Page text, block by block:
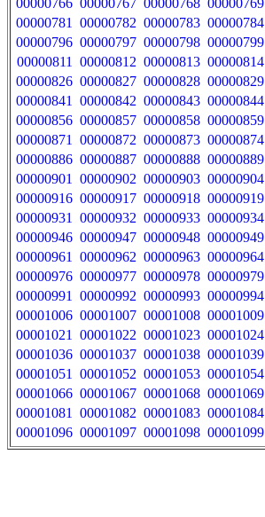
00000766 00000767 00000768 00000769
00000781
00000782 00000783 00000784
00000796 00000797 00000798 00000799
00000811
00000812 00000813 00000814
00000826 00000827 00000828 00000829
00000841
00000842 00000843 00000844
00000856 00000857 00000858 00000859
00000871
00000872 00000873 00000874
00000886 00000887 00000888 00000889
00000901
00000902 00000903 00000904
00000916 00000917 00000918 00000919
00000931
00000932 00000933 00000934
00000946 00000947 00000948 00000949
00000961
00000962 00000963 00000964
00000976 00000977 00000978 00000979
00000991
00000992 00000993 00000994
00001006 00001007 00001008 00001009
00001021
00001022 00001023 00001024
00001036 00001037 00001038 00001039
00001051
00001052 00001053 00001054
00001066 00001067 00001068 00001069
00001081
00001082 00001083 00001084
00001096 00001097 00001098 00001099